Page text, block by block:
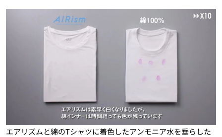
エアリズムと綿のTシャツに着色したアンモニア水を垂らした